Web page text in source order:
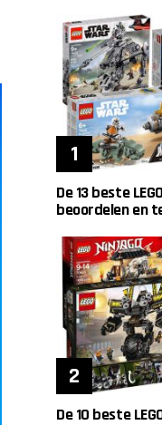
De 13 beste
beoordelen en
De 10 beste